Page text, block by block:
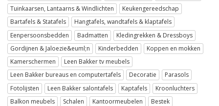
Tuinkaarsen, Lantaarns & Windlichten
Keukengereedschap
Bartafels & Statafels
Hangtafels, wandtafels & klaptafels
Eenpersoonsbedden
Badmatten
Kledingrekken & Dressboys
Gordijnen & Jaloezie&euml;n
Kinderbedden
Koppen en mokken
Kamerschermen
Leen Bakker tv meubels
Leen Bakker bureaus en computertafels
Decoratie
Parasols
Fotolijsten
Leen Bakker salontafels Kaptafels
Kroonluchters
Balkon meubels
Schalen Kantoormeubelen
Bestek